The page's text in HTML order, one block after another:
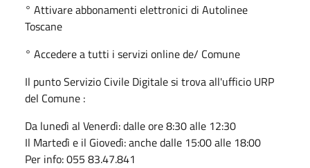
° Attivare abbonamenti elettronici di Autolinee
Toscane
° Accedere a tutti i servizi online de/ Comune
Il punto Servizio Civile Digitale si trova all'ufficio URP
del Comune :
Da lunedì al Venerdì: dalle ore 8:30 alle 12:30
Il Martedì e il Giovedì: anche dalle 15:00 alle 18:00
Per info: 055 83.47.841